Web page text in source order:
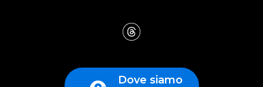
Dove siamo